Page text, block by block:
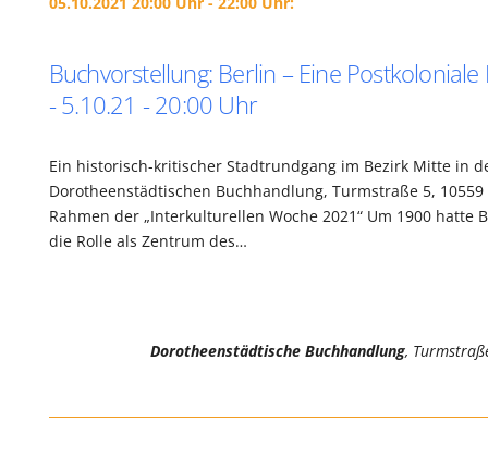
Buchvorstellung: Berlin – Eine
- 5.10.21 - 20:00 Uhr
Ein historisch-kritischer Stadtrundgang im Bezirk Mitte in
Dorotheenstädtischen Buchhandlung, Turmstraße 5,
Rahmen der „Interkulturellen Woche 2021“ Um 1900 hatte
die Rolle als Zentrum des…
Dorotheenstädtische Buchhandlung,